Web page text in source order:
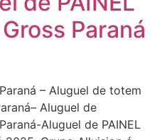
Paraná
– Aluguel de totem
Aluguel de
Aluguel de PAINEL